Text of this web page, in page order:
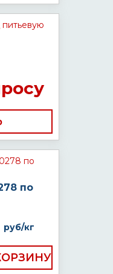
по
руб/кг